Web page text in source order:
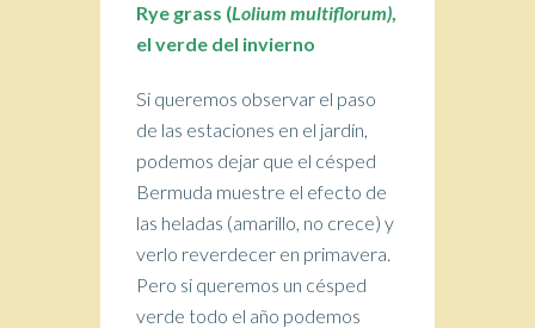
Rye grass (Lolium multiflorum),
el verde del invierno
Si queremos observar el paso
de las estaciones en el jardín,
podemos dejar que el césped
Bermuda muestre el efecto de
las heladas (amarillo, no crece) y
verlo reverdecer en primavera.
Pero si queremos un césped
verde todo el año podemos